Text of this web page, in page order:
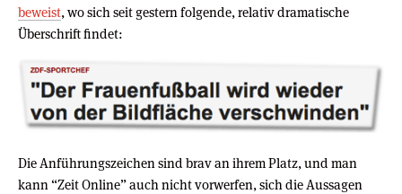
beweist, wo sich seit gestern folgende, relativ dramatische
Überschrift findet:
Die Anführungszeichen sind brav an ihrem Platz, und man
kann “Zeit Online” auch nicht vorwerfen, sich die Aussagen